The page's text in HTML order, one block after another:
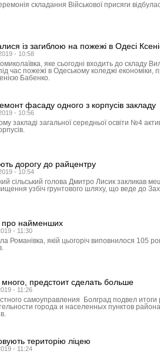
складання Військової присяги
із загиблою на пожежі в Одесі
- 10:58
яке сьогодні входить до складу
час пожежі в Одеському коледжі економіки,
Бабенко.
фасаду одного з корпусів закладу
- 10:56
закладі загальної середньої освіти №4
дорогу до райцентру
- 10:54
сільський голова Дмитро Лисик закликав
узбіч грунтового шляху, що веде до
про найменших
- 11:30
Романівка, якій цьогоріч виповнилося 105
предстоит сделать больше
- 11:26
самоуправления Болград подвел
города и населенных пунктов
територію ліцею
- 11:24